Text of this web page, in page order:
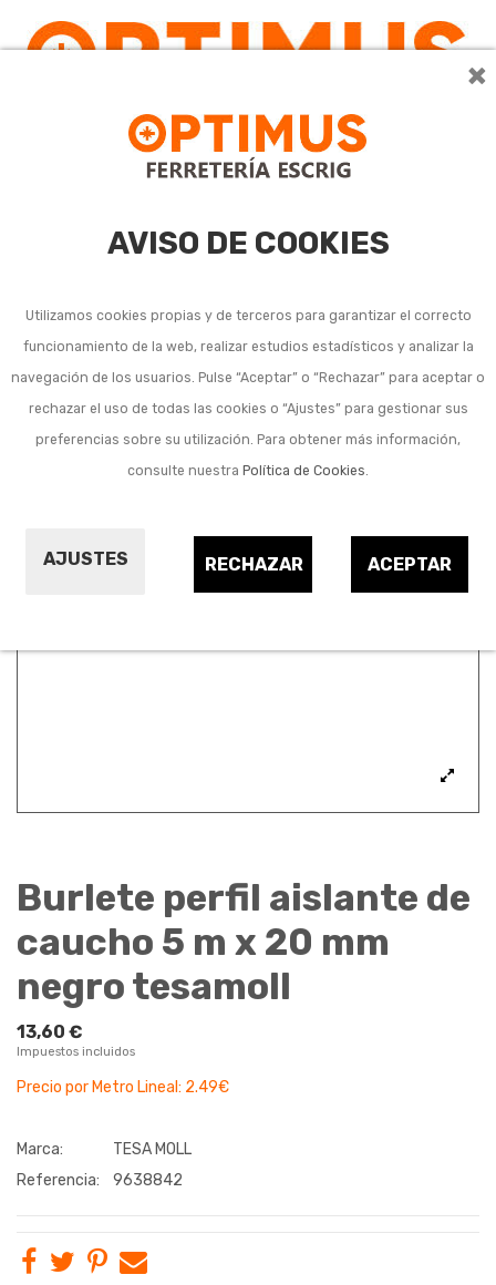
×
AVISO DE COOKIES
Utilizamos cookies propias y de terceros para garantizar el correcto
funcionamiento de la web, realizar estudios estadísticos y analizar la
navegación de los usuarios. Pulse “Aceptar” o “Rechazar” para aceptar o
rechazar el uso de todas las cookies o “Ajustes” para gestionar sus
preferencias sobre su utilización. Para obtener más información,
consulte nuestra Política de Cookies.
AJUSTES ACEPTAR
RECHAZAR
Burlete perfil aislante de
caucho 5 m x 20 mm
negro tesamoll
13,60 €
Impuestos incluidos
Precio por Metro Lineal: 2.49€
Marca:
TESA MOLL
Referencia:
9638842